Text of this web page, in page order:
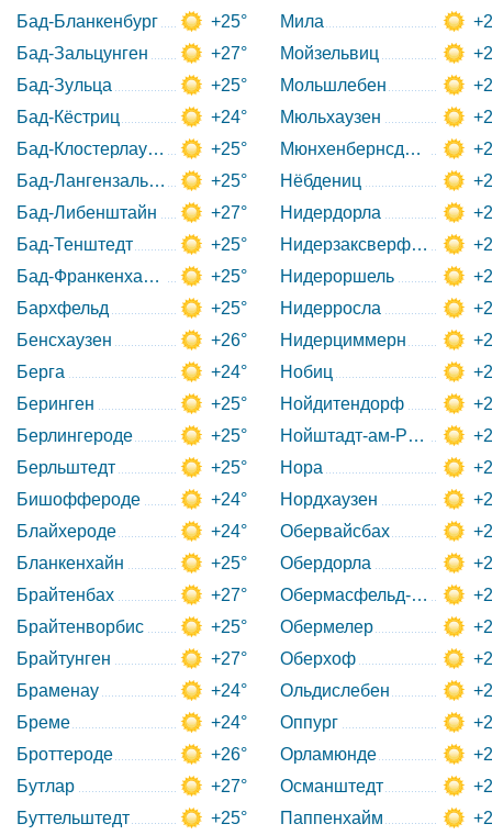
Бад-Бланкенбург
+25°
Бад-Зальцунген
+27°
Бад-Зульца
+25°
Бад-Кёстриц
+24°
Бад-Клостерлаусниц
+25°
Бад-Лангензальца
+25°
Бад-Либенштайн
+27°
Бад-Тенштедт
+25°
Бад-Франкенхаузен-Кифхойзер
+25°
Бархфельд
+25°
Бенсхаузен
+26°
Берга
+24°
Беринген
+25°
Берлингероде
+25°
Берльштедт
+25°
Бишоффероде
+24°
Блайхероде
+24°
Бланкенхайн
+25°
Брайтенбах
+27°
Брайтенворбис
+25°
Брайтунген
+27°
Браменау
+24°
Бреме
+24°
Броттероде
+26°
Бутлар
+27°
Буттельштедт
+25°
Мила
Мойзельвиц
Мольшлебен
Мюльхаузен
Мюнхенбернсдорф
Нёбдениц
Нидердорла
Нидерзаксверфен
Нидероршель
Нидерросла
Нидерциммерн
Нобиц
Нойдитендорф
Нойштадт-ам-Ренштайг
Нора
Нордхаузен
Обервайсбах
Обердорла
Обермасфельд-
Обермелер
Оберхоф
Ольдислебен
Оппург
Орламюнде
Османштедт
Паппенхайм